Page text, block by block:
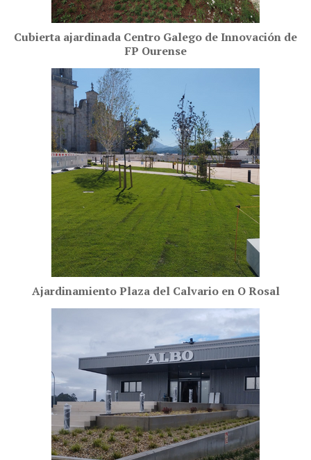
Cubierta ajardinada Centro Galego de Innovación de
FP Ourense
Ajardinamiento Plaza del Calvario en O Rosal